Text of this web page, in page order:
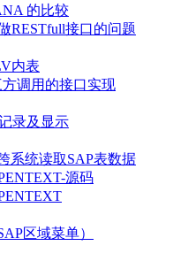
的比较
RESTfull接口的问题
内表
调用的接口实现
录及显示
系统读取SAP表数据
源码
区域菜单）